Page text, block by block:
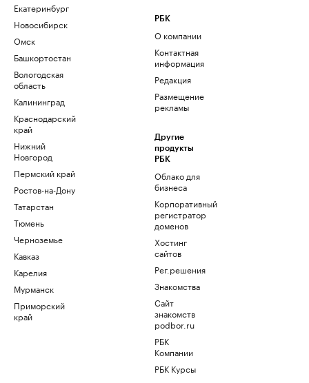
Екатеринбург
Новосибирск
Омск
Башкортостан
Вологодская
область
Калининград
Краснодарский
край
Нижний
Новгород
Пермский край
Ростов-на-Дону
Татарстан
Тюмень
Черноземье
Кавказ
Карелия
Мурманск
Приморский
край
РБК
О компании
Контактная
информация
Редакция
Размещение
рекламы
Другие
продукты
РБК
Облако для
бизнеса
Корпоративный
регистратор
доменов
Хостинг
сайтов
Рег.решения
Знакомства
Сайт
знакомств
podbor.ru
РБК
Компании
РБК Курсы